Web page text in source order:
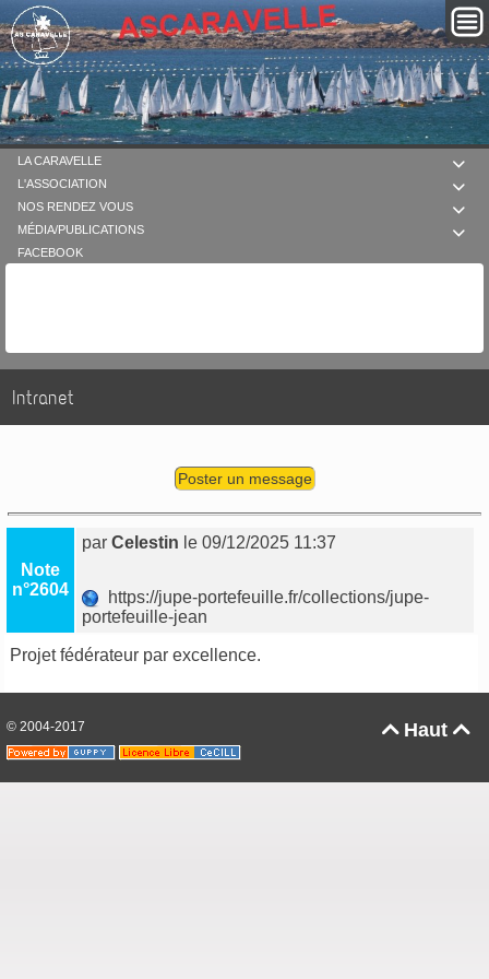

LA CARAVELLE

L'ASSOCIATION

NOS RENDEZ VOUS

MÉDIA/PUBLICATIONS
FACEBOOK
Intranet
Poster un message
Note
n°2604
parCelestin le 09/12/2025 11:37
https://jupe-portefeuille.fr/collections/jupe-
portefeuille-jean
Projet fédérateur par excellence.
Haut 
© 2004-2017